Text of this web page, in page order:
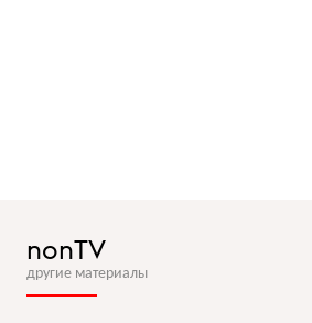
nonTV
другие материалы